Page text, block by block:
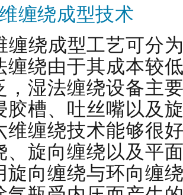
维缠绕成型技术
缠绕成型工艺可分
缠绕由于其成本较
，湿法缠绕设备主
胶槽、吐丝嘴以及
维缠绕技术能够很
、旋向缠绕以及平
旋向缠绕与环向缠